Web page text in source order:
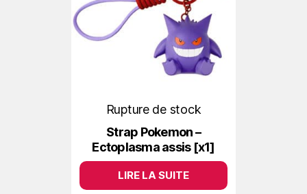
Rupture de stock
Strap Pokemon –
Ectoplasma assis [x1]
LIRE LA SUITE